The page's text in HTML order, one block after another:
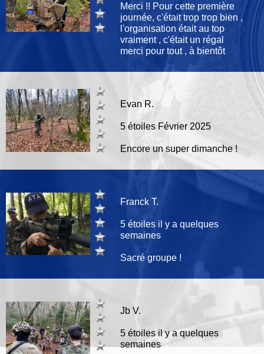
Merci !! Pour cette première
journée, c'était trop trop bien ,
l'organisation était au top
vraiment , c'était un régal
merci pour tout , à bientôt
Evan R.
5 étoiles Février 2025
Encore un super dimanche !
Franck T.
5 étoiles il y a quelques
semaines
Sacré groupe !
Jb V.
5 étoiles il y a quelques
semaines